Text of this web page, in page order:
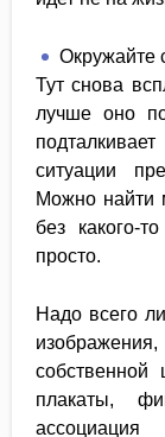
Окружайте
Тут снова
лучше оно
ситуации
Можно найти
без какого-
просто.
Надо всего
плакаты,